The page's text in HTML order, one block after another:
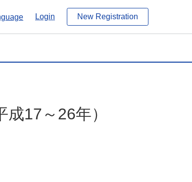
Login New Registration
17～26年）